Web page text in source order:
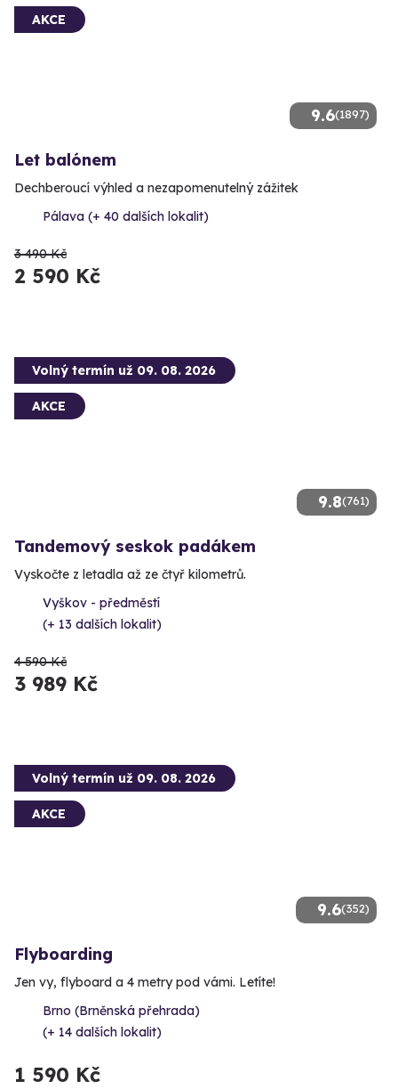
9.6(1897)
AKCE
Let balónem
Dechberoucí výhled a nezapomenutelný zážitek
Pálava (+ 40 dalších lokalit)
3 490 Kč
2 590 Kč
9.8(761)
Volný termín už 09. 08. 2026
AKCE
Tandemový seskok padákem
Vyskočte z letadla až ze čtyř kilometrů.
Vyškov - předměstí
(+ 13 dalších lokalit)
4 590 Kč
3 989 Kč
9.6(352)
Volný termín už 09. 08. 2026
AKCE
Flyboarding
Jen vy, flyboard a 4 metry pod vámi. Letíte!
Brno (Brněnská přehrada)
(+ 14 dalších lokalit)
1 590 Kč